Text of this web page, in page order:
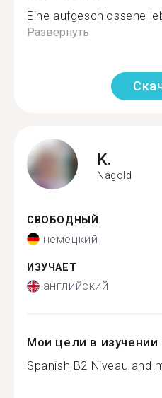
Eine aufgeschlossene
Развернуть
K.
Nagold
СВОБОДНЫЙ
немецкий
ИЗУЧАЕТ
английский
Мои цели в изучении
Spanish B2 Niveau and